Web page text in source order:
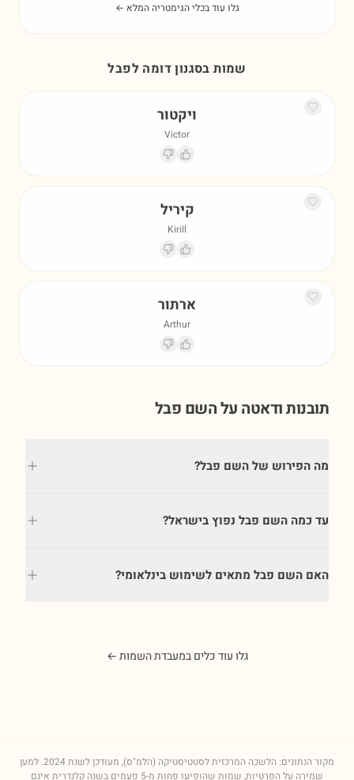
גלו עוד בכלי הגימטריה המלא ←
שמות בסגנון דומה לפבל
ויקטור
Victor
קיריל
Kirill
ארתור
Arthur
תובנות ודאטה על השם פבל
מה הפירוש של השם פבל?
עד כמה השם פבל נפוץ בישראל?
האם השם פבל מתאים לשימוש בינלאומי?
גלו עוד כלים במעבדת השמות ←
מקור הנתונים: הלשכה המרכזית לסטטיסטיקה (הלמ"ס), מעודכן לשנת2024. למען
שמירה על הפרטיות, שמות שהופיעו פחות מ-5 פעמים בשנה קלנדרית אינם